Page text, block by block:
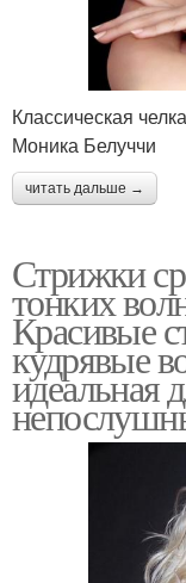
Классическая
Моника Белуччи
читать дальше →
Стрижки
тонких
Красивые
кудрявые
идеальная